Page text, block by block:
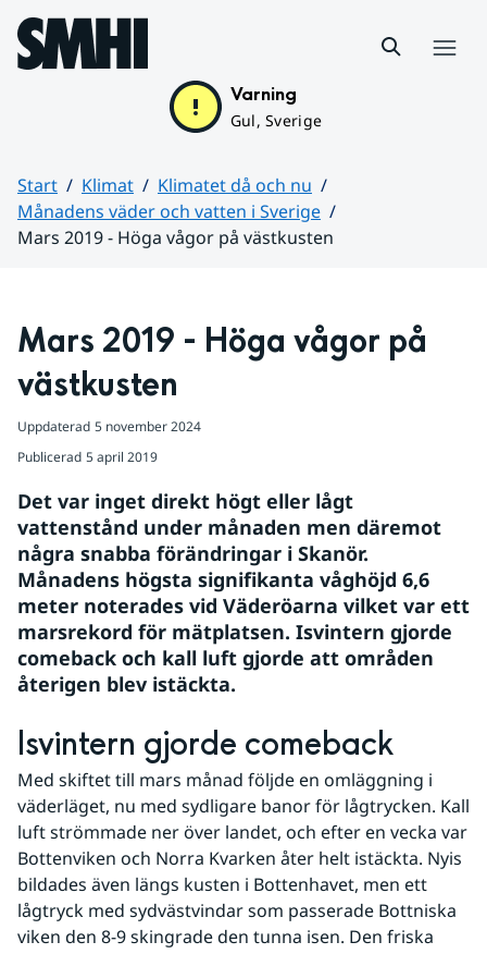
Hoppa till sidans innehåll
Varning
Gul, Sverige
Start Klimat
Klimatet då och nu
Månadens väder och vatten i Sverige
Mars 2019 - Höga vågor på västkusten
Mars 2019 - Höga vågor på
västkusten
Uppdaterad 5 november 2024
Publicerad 5 april 2019
Det var inget direkt högt eller lågt
vattenstånd under månaden men däremot
några snabba förändringar i Skanör.
Månadens högsta signifikanta våghöjd 6,6
meter noterades vid Väderöarna vilket var ett
marsrekord för mätplatsen. Isvintern gjorde
comeback och kall luft gjorde att områden
återigen blev istäckta.
Isvintern gjorde comeback
Med skiftet till mars månad följde en omläggning i
väderläget, nu med sydligare banor för lågtrycken. Kall
luft strömmade ner över landet, och efter en vecka var
Bottenviken och Norra Kvarken åter helt istäckta. Nyis
bildades även längs kusten i Bottenhavet, men ett
lågtryck med sydvästvindar som passerade Bottniska
viken den 8-9 skingrade den tunna isen. Den friska